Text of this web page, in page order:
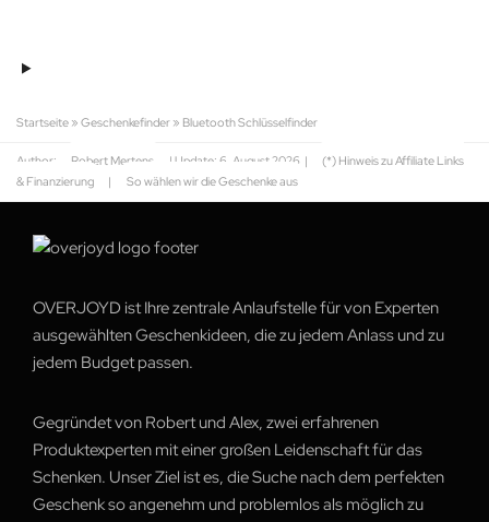
Startseite » Geschenkefinder » Bluetooth Schlüsselfinder
Author: Robert Mertens | Update: 6. August 2026 |
(*) Hinweis zu Affiliate Links
& Finanzierung
| So wählen wir die Geschenke aus
OVERJOYD ist Ihre zentrale Anlaufstelle für von Experten
ausgewählten Geschenkideen, die zu jedem Anlass und zu
jedem Budget passen.
Gegründet von Robert und Alex, zwei erfahrenen
Produktexperten mit einer großen Leidenschaft für das
Schenken. Unser Ziel ist es, die Suche nach dem perfekten
Geschenk so angenehm und problemlos als möglich zu